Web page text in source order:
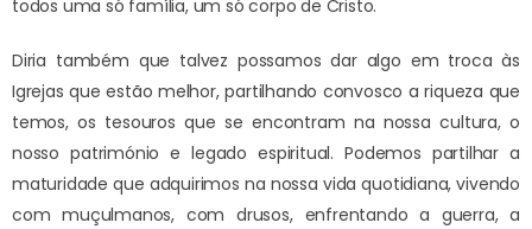
todos uma só família, um só corpo de Cristo.
Diria também que talvez possamos dar algo em troca às
Igrejas que estão melhor, partilhando convosco a riqueza que
temos, os tesouros que se encontram na nossa cultura, o
nosso património e legado espiritual. Podemos partilhar a
maturidade que adquirimos na nossa vida quotidiana, vivendo
com muçulmanos, com drusos, enfrentando a guerra, a